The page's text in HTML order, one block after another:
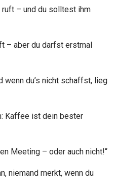
ruft – und du solltest ihm
– aber du darfst erstmal
wenn du’s nicht schaffst, lieg
Kaffee ist dein bester
Meeting – oder auch nicht!“
niemand merkt, wenn du